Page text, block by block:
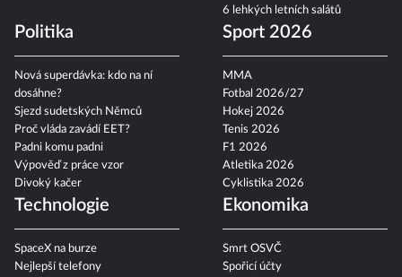
6 lehkých letních salátů
Politika
Nová superdávka: kdo na ní
dosáhne?
Sjezd sudetských Němců
Proč vláda zavádí EET?
Padni komu padni
Výpověď z práce vzor
Divoký kačer
Sport 2026
MMA
Fotbal 2026/27
Hokej 2026
Tenis 2026
F1 2026
Atletika 2026
Cyklistika 2026
Technologie
SpaceX na burze
Nejlepší telefony
Ekonomika
Smrt OSVČ
Spořicí účty